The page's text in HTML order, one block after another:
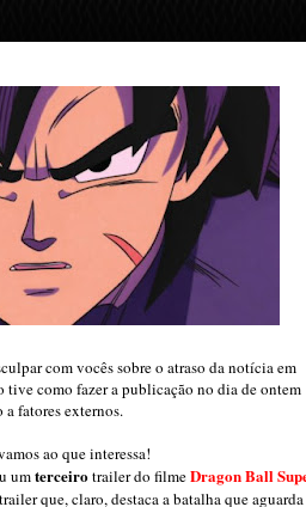
com vocês sobre o atraso da notícia em
tive como fazer a publicação no dia de ontem
fatores externos.
ao que interessa!
umterceirotrailer do filmeDragon Ball
que, claro, destaca a batalha que aguarda